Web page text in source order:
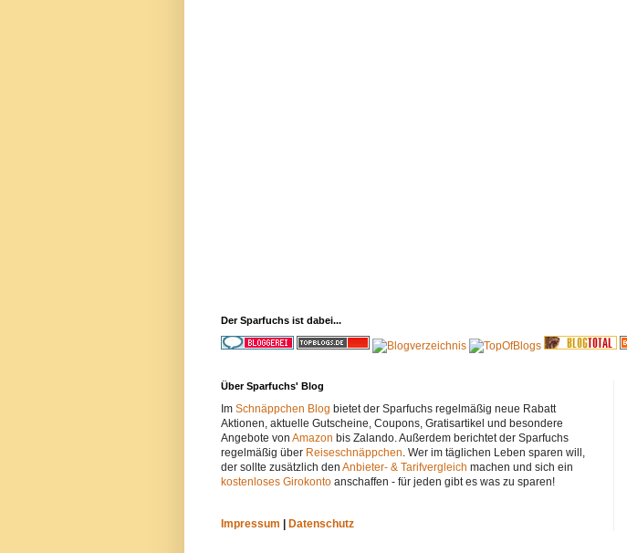
Der Sparfuchs ist dabei...
Über Sparfuchs' Blog
Im Schnäppchen Blog bietet der Sparfuchs regelmäßig neue Rabatt
Aktionen, aktuelle Gutscheine, Coupons, Gratisartikel und besondere
Angebote von Amazon bis Zalando. Außerdem berichtet der Sparfuchs
regelmäßig über Reiseschnäppchen. Wer im täglichen Leben sparen will,
der sollte zusätzlich den Anbieter- & Tarifvergleich machen und sich ein
kostenloses Girokonto anschaffen - für jeden gibt es was zu sparen!
Impressum Datenschutz